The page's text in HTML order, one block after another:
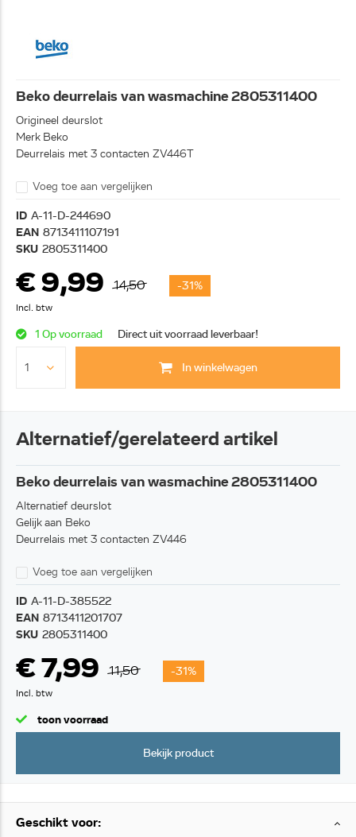
Beko deurrelais van wasmachine 2805311400
Origineel deurslot
Merk Beko
Deurrelais met 3 contacten ZV446T
Voeg toe aan vergelijken
ID A-11-D-244690
EAN 8713411107191
SKU 2805311400
€ 9,99 14,50 -31%
Incl. btw
1 Op voorraad Direct uit voorraad leverbaar!
In winkelwagen
Alternatief/gerelateerd artikel
Beko deurrelais van wasmachine 2805311400
Alternatief deurslot
Gelijk aan Beko
Deurrelais met 3 contacten ZV446
Voeg toe aan vergelijken
ID A-11-D-385522
EAN 8713411201707
SKU 2805311400
€ 7,99 11,50 -31%
Incl. btw
toon voorraad
Bekijk product
Geschikt voor: